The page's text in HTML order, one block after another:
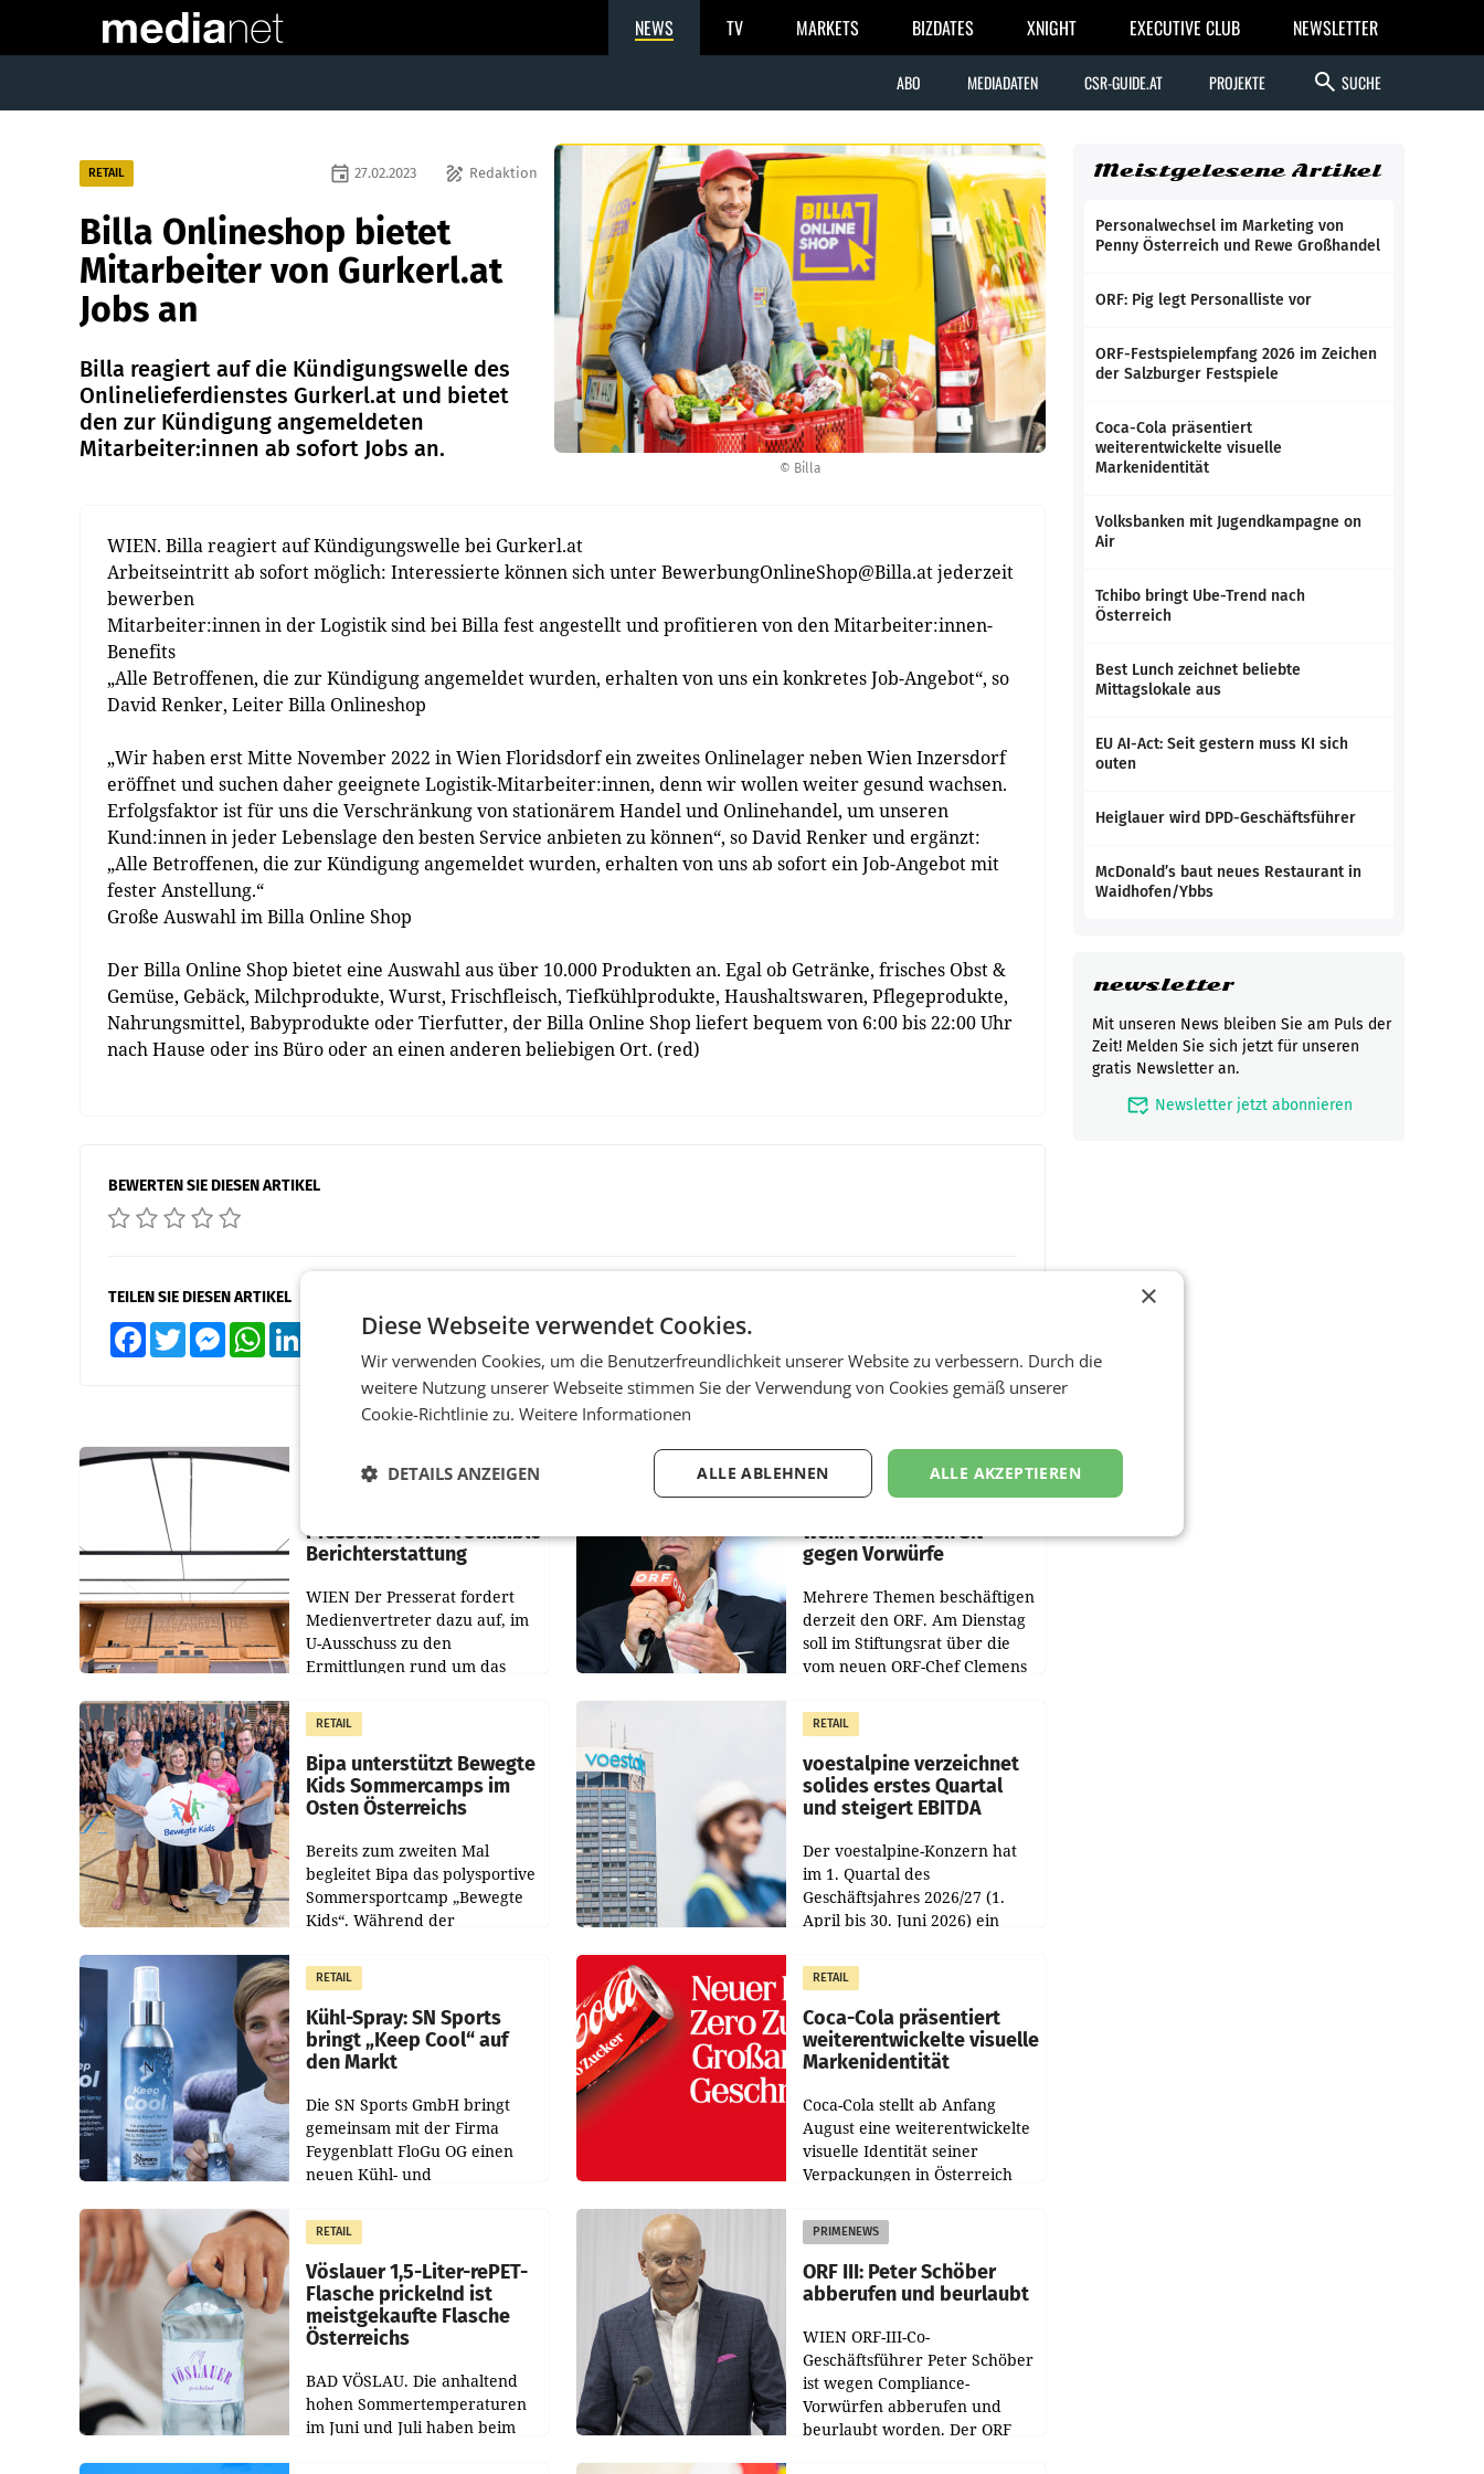
NEWS TV MARKETS BIZDATES XNIGHT EXECUTIVE CLUB NEWSLETTER
ABO MEDIADATEN CSR-GUIDE.AT PROJEKTE search SUCHE
© Billa
RETAIL draw Redaktion
event 27.02.2023
Billa Onlineshop bietet
Mitarbeiter von Gurkerl.at
Jobs an
Billa reagiert auf die Kündigungswelle des
Onlinelieferdienstes Gurkerl.at und bietet
den zur Kündigung angemeldeten
Mitarbeiter:innen ab sofort Jobs an.
WIEN. Billa reagiert auf Kündigungswelle bei Gurkerl.at
Arbeitseintritt ab sofort möglich: Interessierte können sich unterBewerbungOnlineShop@Billa.atjederzeit
bewerben
Mitarbeiter:innen in der Logistik sind bei Billa fest angestellt und profitieren von den Mitarbeiter:innen-
Benefits
„Alle Betroffenen, die zur Kündigung angemeldet wurden, erhalten von uns ein konkretes Job-Angebot“, so
David Renker, Leiter Billa Onlineshop
„Wir haben erst Mitte November 2022 in Wien Floridsdorf ein zweites Onlinelager neben Wien Inzersdorf
eröffnet und suchen daher geeignete Logistik-Mitarbeiter:innen, denn wir wollen weiter gesund wachsen.
Erfolgsfaktor ist für uns die Verschränkung von stationärem Handel und Onlinehandel, um unseren
Kund:innen in jeder Lebenslage den besten Service anbieten zu können“, so David Renker und ergänzt:
„Alle Betroffenen, die zur Kündigung angemeldet wurden, erhalten von uns ab sofort ein Job-Angebot mit
fester Anstellung.“
Große Auswahl im Billa Online Shop
Der Billa Online Shop bietet eine Auswahl aus über 10.000 Produkten an. Egal ob Getränke, frisches Obst &
Gemüse, Gebäck, Milchprodukte, Wurst, Frischfleisch, Tiefkühlprodukte, Haushaltswaren, Pflegeprodukte,
Nahrungsmittel, Babyprodukte oder Tierfutter, der Billa Online Shop liefert bequem von 6:00 bis 22:00 Uhr
nach Hause oder ins Büro oder an einen anderen beliebigen Ort. (red)
BEWERTEN SIE DIESEN ARTIKEL
TEILEN SIE DIESEN ARTIKEL
FacebookTwitter MessengerWhatsApp XING Teilen
MARKETING & MEDIA
Presserat fordert sensible
Berichterstattung
WIEN Der Presserat fordert
Medienvertreter dazu auf, im
U-Ausschuss zu den
Ermittlungen rund um das
im Justizministerium, Christian
Pilnacek, auf sensible
MARKETING & MEDIA
wehrt sich in den SN
gegen Vorwürfe
Mehrere Themen beschäftigen
derzeit den ORF. Am Dienstag
soll im Stiftungsrat über die
vom neuen ORF-Chef Clemens
Besetzungen für die
Direktionen abgestimmt
werden.
RETAIL
Bipa unterstützt Bewegte
Kids Sommercamps im
Osten Österreichs
Bereits zum zweiten Mal
begleitet Bipa das polysportive
Sommersportcamp „Bewegte
Kids“. Während der
Juli und August versorgt das
Unternehmen Kinder sowie
RETAIL
voestalpine verzeichnet
solides erstes Quartal
und steigert EBITDA
Der voestalpine-Konzern hat
im 1. Quartal des
Geschäftsjahres 2026/27 (1.
April bis 30. Juni 2026) ein
Der Umsatz stieg im Vergleich
zur Vorjahresperiode
RETAIL
Kühl-Spray: SN Sports
bringt „Keep Cool“ auf
den Markt
Die SN Sports GmbH bringt
gemeinsam mit der Firma
Feygenblatt FloGu OG einen
neuen Kühl- und
Markt. Das Produkt namens
„Keep Cool“ ist zu 100 Prozent
RETAIL
Coca-Cola präsentiert
weiterentwickelte visuelle
Markenidentität
Coca-Cola stellt ab Anfang
August eine weiterentwickelte
visuelle Identität seiner
Verpackungen in Österreich
Redesigns stehen zentrale
Gestaltungselemente
RETAIL
Vöslauer 1,5-Liter-rePET-
Flasche prickelnd ist
meistgekaufte Flasche
Österreichs
BAD VÖSLAU. Die anhaltend
hohen Sommertemperaturen
im Juni und Juli haben beim
PRIMENEWS
ORF III: Peter Schöber
abberufen und beurlaubt
WIEN ORF-III-Co-
Geschäftsführer Peter Schöber
ist wegen Compliance-
Vorwürfen abberufen und
beurlaubt worden. Der ORF
Meistgelesene Artikel
Personalwechsel im Marketing von
Penny Österreich und Rewe Großhandel
ORF: Pig legt Personalliste vor
ORF-Festspielempfang 2026 im Zeichen
der Salzburger Festspiele
Coca-Cola präsentiert
weiterentwickelte visuelle
Markenidentität
Volksbanken mit Jugendkampagne on
Air
Tchibo bringt Ube-Trend nach
Österreich
Best Lunch zeichnet beliebte
Mittagslokale aus
EU AI-Act: Seit gestern muss KI sich
outen
Heiglauer wird DPD-Geschäftsführer
McDonald’s baut neues Restaurant in
Waidhofen/Ybbs
newsletter
Mit unseren News bleiben Sie am Puls der
Zeit! Melden Sie sich jetzt für unseren
gratis Newsletter an.
mark_email_read Newsletter jetzt abonnieren
×
Diese Webseite verwendet Cookies.
Wir verwenden Cookies, um die Benutzerfreundlichkeit unserer Website zu verbessern. Durch die
weitere Nutzung unserer Webseite stimmen Sie der Verwendung von Cookies gemäß unserer
Cookie-Richtlinie zu. Weitere Informationen
ALLE AKZEPTIEREN
ALLE ABLEHNEN
DETAILS ANZEIGEN